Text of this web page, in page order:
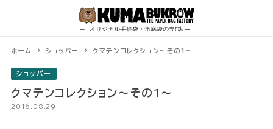
ホーム ショッパー クマテンコレクション〜その1〜
ショッパー
クマテンコレクション〜その1〜
2016.08.29